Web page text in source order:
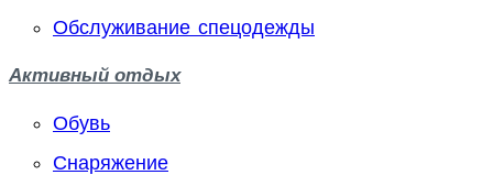
Обслуживание спецодежды
Активный отдых
Обувь
Снаряжение